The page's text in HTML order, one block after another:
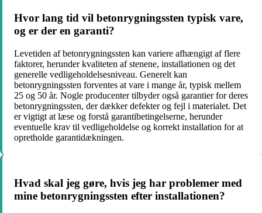
Hvor lang tid vil betonrygningssten typisk vare,
og er der en garanti?
Levetiden af ​​betonrygningssten kan variere afhængigt af flere
faktorer, herunder kvaliteten af ​​stenene, installationen og det
generelle vedligeholdelsesniveau. Generelt kan
betonrygningssten forventes at vare i mange år, typisk mellem
25 og 50 år. Nogle producenter tilbyder også garantier for deres
betonrygningssten, der dækker defekter og fejl i materialet. Det
er vigtigt at læse og forstå garantibetingelserne, herunder
eventuelle krav til vedligeholdelse og korrekt installation for at
opretholde garantidækningen.
Hvad skal jeg gøre, hvis jeg har problemer med
mine betonrygningssten efter installationen?